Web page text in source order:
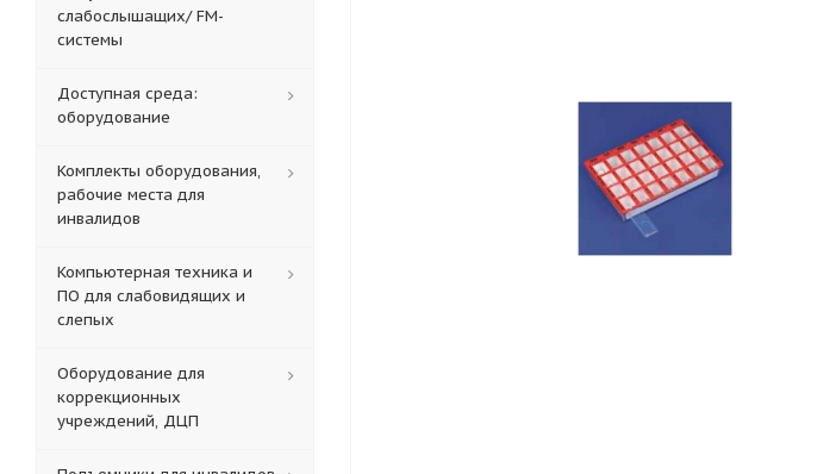
слабослышащих/ FM-
системы
Доступная среда:
оборудование
Комплекты оборудования,
рабочие места для
инвалидов
Компьютерная техника и
ПО для слабовидящих и
слепых
Оборудование для
коррекционных
учреждений, ДЦП